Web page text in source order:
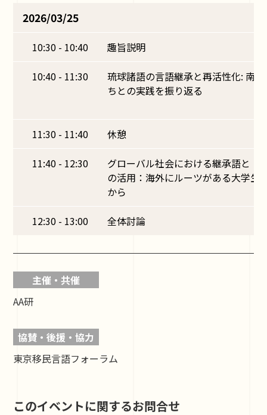
2026/03/25
10:30 - 10:40 趣旨説明
10:40 - 11:30
琉球諸語の言語継承と再活性化: 南
ちとの実践を振り返る
11:30 - 11:40 休憩
11:40 - 12:30
グローバル社会における継承語と「
の活用：海外にルーツがある大学生
から
12:30 - 13:00 全体討論
主催・共催
AA研
協賛・後援・協力
東京移民言語フォーラム
このイベントに関するお問合せ